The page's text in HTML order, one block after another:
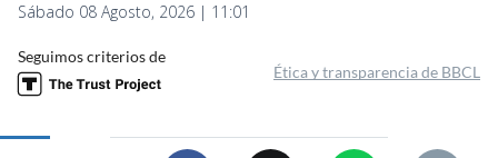
Sábado 08 Agosto, 2026 | 11:01
Seguimos criterios de
Ética y transparencia de BBCL